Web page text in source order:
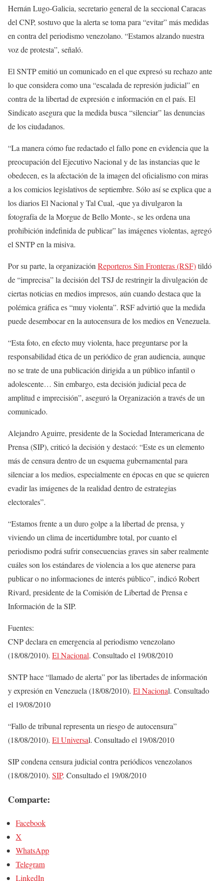
Hernán Lugo-Galicia, secretario general de la seccional Caracas
del CNP, sostuvo que la alerta se toma para “evitar” más medidas
en contra del periodismo venezolano. “Estamos alzando nuestra
voz de protesta”, señaló.
El SNTP emitió un comunicado en el que expresó su rechazo ante
lo que considera como una “escalada de represión judicial” en
contra de la libertad de expresión e información en el país. El
Sindicato asegura que la medida busca “silenciar” las denuncias
de los ciudadanos.
“La manera cómo fue redactado el fallo pone en evidencia que la
preocupación del Ejecutivo Nacional y de las instancias que le
obedecen, es la afectación de la imagen del oficialismo con miras
a los comicios legislativos de septiembre. Sólo así se explica que a
los diarios El Nacional y Tal Cual, -que ya divulgaron la
fotografía de la Morgue de Bello Monte-, se les ordena una
prohibición indefinida de publicar” las imágenes violentas, agregó
el SNTP en la misiva.
Por su parte, la organización Reporteros Sin Fronteras (RSF)tildó
de “imprecisa” la decisión del TSJ de restringir la divulgación de
ciertas noticias en medios impresos, aún cuando destaca que la
polémica gráfica es “muy violenta”. RSF advirtió que la medida
puede desembocar en la autocensura de los medios en Venezuela.
“Esta foto, en efecto muy violenta, hace preguntarse por la
responsabilidad ética de un periódico de gran audiencia, aunque
no se trate de una publicación dirigida a un público infantil o
adolescente… Sin embargo, esta decisión judicial peca de
amplitud e imprecisión”, aseguró la Organización a través de un
comunicado.
Alejandro Aguirre, presidente de la Sociedad Interamericana de
Prensa (SIP), criticó la decisión y destacó: “Este es un elemento
más de censura dentro de un esquema gubernamental para
silenciar a los medios, especialmente en épocas en que se quieren
evadir las imágenes de la realidad dentro de estrategias
electorales”.
“Estamos frente a un duro golpe a la libertad de prensa, y
viviendo un clima de incertidumbre total, por cuanto el
periodismo podrá sufrir consecuencias graves sin saber realmente
cuáles son los estándares de violencia a los que atenerse para
publicar o no informaciones de interés público”, indicó Robert
Rivard, presidente de la Comisión de Libertad de Prensa e
Información de la SIP.
Fuentes:
CNP declara en emergencia al periodismo venezolano
(18/08/2010). El Nacional. Consultado el 19/08/2010
SNTP hace “llamado de alerta” por las libertades de información
y expresión en Venezuela (18/08/2010). El Nacional. Consultado
el 19/08/2010
“Fallo de tribunal representa un riesgo de autocensura”
(18/08/2010). El Universal. Consultado el 19/08/2010
SIP condena censura judicial contra periódicos venezolanos
(18/08/2010). SIP. Consultado el 19/08/2010
Comparte:
Facebook
X
WhatsApp
Telegram
LinkedIn